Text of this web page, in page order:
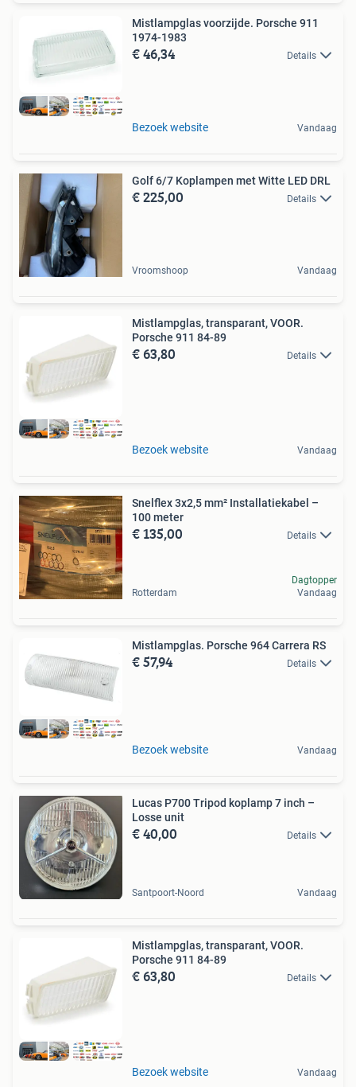
Mistlampglas voorzijde. Porsche 911
1974-1983
€ 46,34 Details
Bezoek website Vandaag
Golf 6/7 Koplampen met Witte LED DRL
€ 225,00 Details
Vroomshoop Vandaag
Mistlampglas, transparant, VOOR.
Porsche 911 84-89
€ 63,80 Details
Bezoek website Vandaag
Snelflex 3x2,5 mm² Installatiekabel –
100 meter
€ 135,00 Details
Rotterdam
Dagtopper
Vandaag
Mistlampglas. Porsche 964 Carrera RS
€ 57,94 Details
Bezoek website Vandaag
Lucas P700 Tripod koplamp 7 inch –
Losse unit
€ 40,00 Details
Santpoort-Noord Vandaag
Mistlampglas, transparant, VOOR.
Porsche 911 84-89
€ 63,80 Details
Bezoek website Vandaag